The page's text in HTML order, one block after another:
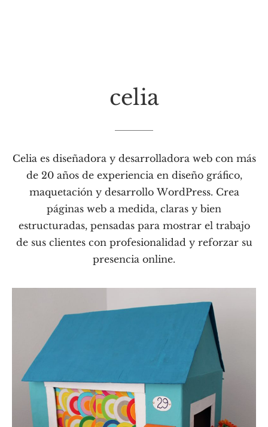
celia
Celia es diseñadora y desarrolladora web con más
de 20 años de experiencia en diseño gráfico,
maquetación y desarrollo WordPress. Crea
páginas web a medida, claras y bien
estructuradas, pensadas para mostrar el trabajo
de sus clientes con profesionalidad y reforzar su
presencia online.